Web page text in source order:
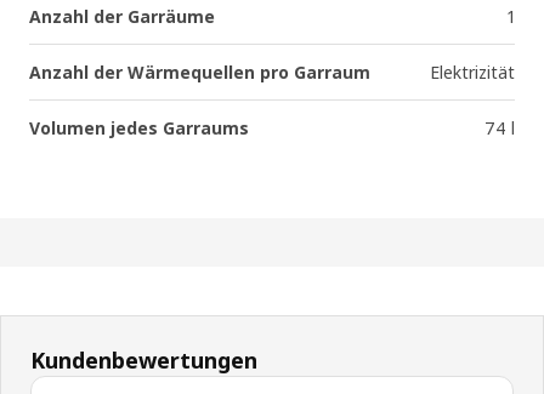
Anzahl der Garräume 1
Anzahl der Wärmequellen pro Garraum Elektrizität
Volumen jedes Garraums 74 l
Kundenbewertungen